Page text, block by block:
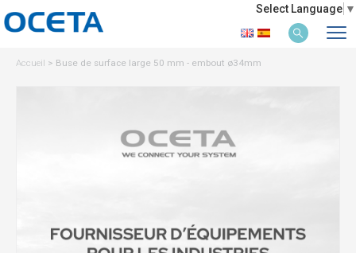
Select Language ▼
Accueil > Buse de surface large 50 mm - embout ø34mm